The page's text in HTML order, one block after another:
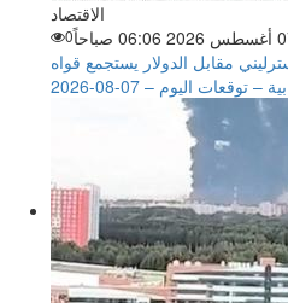
الاقتصاد
0
مقابل الدولار يستجمع قواه
– توقعات اليوم – 07-08-2026